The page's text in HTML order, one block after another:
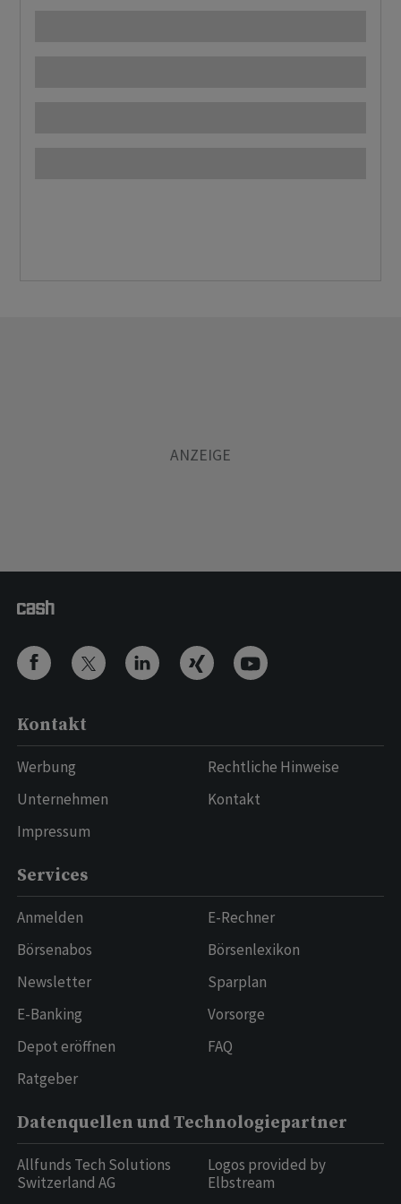
Kontakt
Werbung
Unternehmen
Impressum
Rechtliche Hinweise
Kontakt
Services
Anmelden
Börsenabos
Newsletter
E-Banking
Depot eröffnen
Ratgeber
E-Rechner
Börsenlexikon
Sparplan
Vorsorge
FAQ
Datenquellen und Technologiepartner
Allfunds Tech Solutions
Switzerland AG
Logos provided by
Elbstream